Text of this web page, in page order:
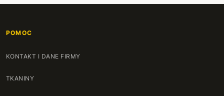
POMOC
KONTAKT I DANE FIRMY
TKANINY